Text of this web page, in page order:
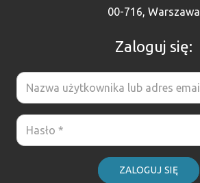
00-716, Warszawa
Zaloguj się:
ZALOGUJ SIĘ